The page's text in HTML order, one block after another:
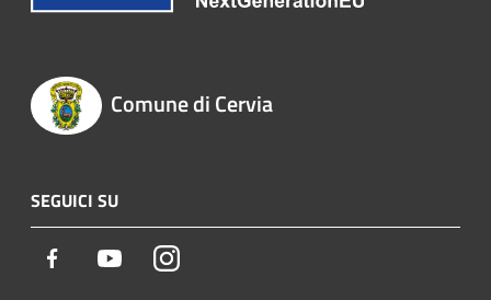
Comune di Cervia
SEGUICI SU
Facebook YoutubeInstagram